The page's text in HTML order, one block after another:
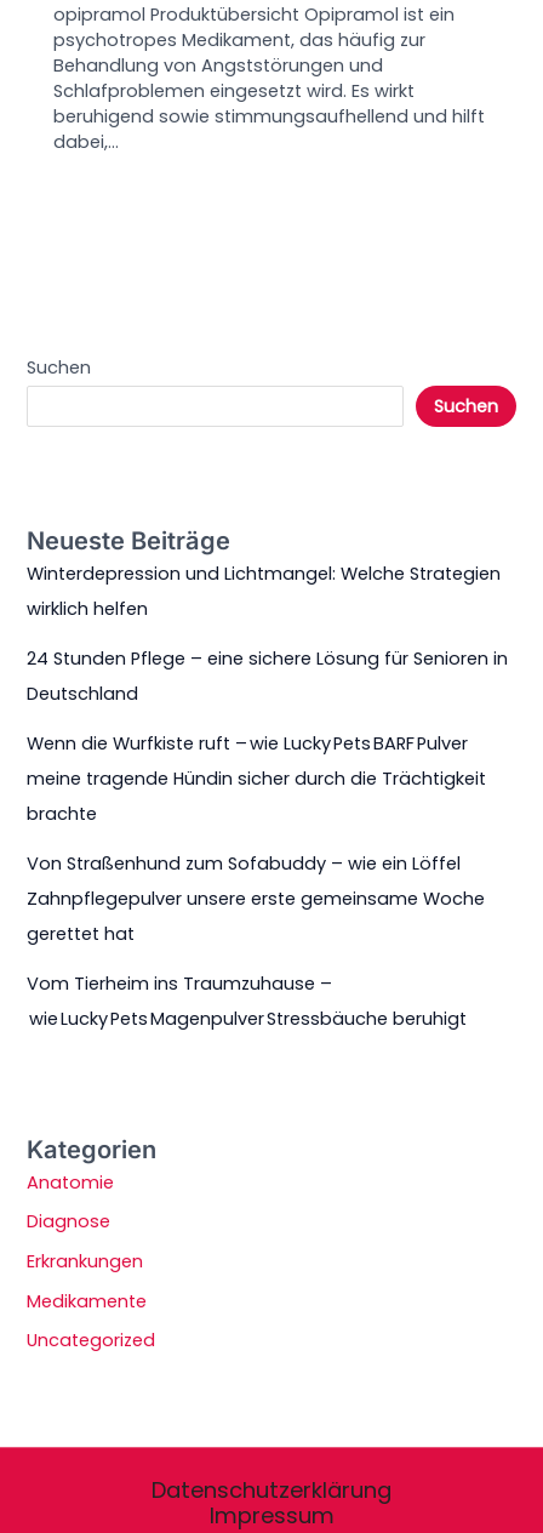
opipramol Produktübersicht Opipramol ist ein
psychotropes Medikament, das häufig zur
Behandlung von Angststörungen und
Schlafproblemen eingesetzt wird. Es wirkt
beruhigend sowie stimmungsaufhellend und hilft
dabei,…
Suchen
Suchen
Neueste Beiträge
Winterdepression und Lichtmangel: Welche Strategien
wirklich helfen
24 Stunden Pflege – eine sichere Lösung für Senioren in
Deutschland
Wenn die Wurfkiste ruft – wie Lucky Pets BARF Pulver
meine tragende Hündin sicher durch die Trächtigkeit
brachte
Von Straßenhund zum Sofabuddy – wie ein Löffel
Zahnpflegepulver unsere erste gemeinsame Woche
gerettet hat
Vom Tierheim ins Traumzuhause –
wie Lucky Pets Magenpulver Stressbäuche beruhigt
Kategorien
Anatomie
Diagnose
Erkrankungen
Medikamente
Uncategorized
Datenschutzerklärung
Impressum